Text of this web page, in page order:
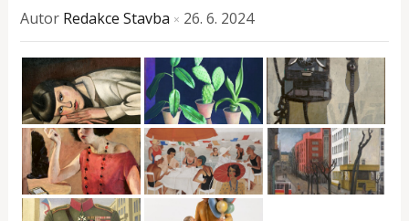
Autor Redakce Stavba × 26. 6. 2024